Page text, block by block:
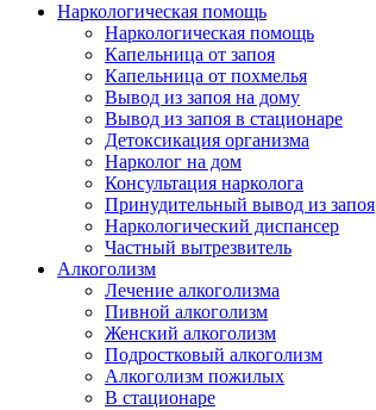
Наркологическая помощь
Наркологическая помощь
Капельница от запоя
Капельница от похмелья
Вывод из запоя на дому
Вывод из запоя в стационаре
Детоксикация организма
Нарколог на дом
Консультация нарколога
Принудительный вывод из запоя
Наркологический диспансер
Частный вытрезвитель
Алкоголизм
Лечение алкоголизма
Пивной алкоголизм
Женский алкоголизм
Подростковый алкоголизм
Алкоголизм пожилых
В стационаре